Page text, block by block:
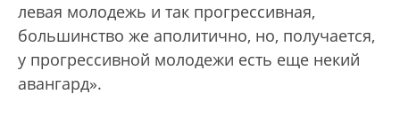
левая молодежь и так прогрессивная,
большинство же аполитично, но, получается,
у прогрессивной молодежи есть еще некий
авангард».